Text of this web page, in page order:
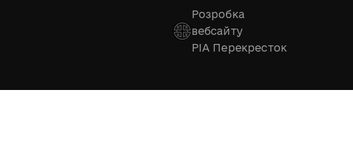
Розробка
вебсайту
РІА Перекресток